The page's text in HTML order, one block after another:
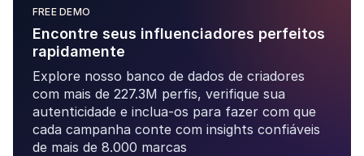
FREE DEMO
Encontre seus influenciadores perfeitos
rapidamente
Explore nosso banco de dados de criadores
com mais de 227.3M perfis, verifique sua
autenticidade e inclua-os para fazer com que
cada campanha conte com insights confiáveis
de mais de 8.000 marcas